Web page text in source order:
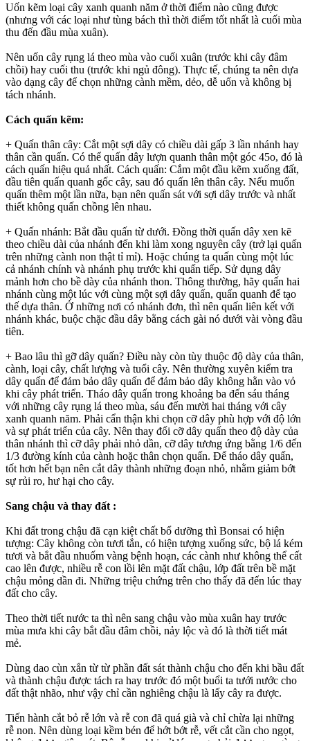
Uốn kẽm loại cây xanh quanh năm ở thời điểm nào cũng được
(nhưng với các loại như tùng bách thì thời điểm tốt nhất là cuối mùa
thu đến đầu mùa xuân).
Nên uốn cây rụng lá theo mùa vào cuối xuân (trước khi cây đâm
chồi) hay cuối thu (trước khi ngủ đông). Thực tế, chúng ta nên dựa
vào dạng cây để chọn những cành mềm, dẻo, dễ uốn và không bị
tách nhánh.
Cách quấn kẽm:
+ Quấn thân cây: Cắt một sợi dây có chiều dài gấp 3 lần nhánh hay
thân cần quấn. Có thể quấn dây lượn quanh thân một góc 45o, đó là
cách quấn hiệu quả nhất. Cách quấn: Cắm một đầu kẽm xuống đất,
đầu tiên quấn quanh gốc cây, sau đó quấn lên thân cây. Nếu muốn
quấn thêm một lần nữa, bạn nên quấn sát với sợi dây trước và nhất
thiết không quấn chồng lên nhau.
+ Quấn nhánh: Bắt đầu quấn từ dưới. Đồng thời quấn dây xen kẽ
theo chiều dài của nhánh đến khi làm xong nguyên cây (trở lại quấn
trên những cành non thật tỉ mỉ). Hoặc chúng ta quấn cùng một lúc
cả nhánh chính và nhánh phụ trước khi quấn tiếp. Sử dụng dây
mảnh hơn cho bề dày của nhánh thon. Thông thường, hãy quấn hai
nhánh cùng một lúc với cùng một sợi dây quấn, quấn quanh để tạo
thế dựa thân. Ở những nơi có nhánh đơn, thì nên quấn liên kết với
nhánh khác, buộc chặc đầu dây bằng cách gài nó dưới vài vòng đầu
tiên.
+ Bao lâu thì gỡ dây quấn? Điều này còn tùy thuộc độ dày của thân,
cành, loại cây, chất lượng và tuổi cây. Nên thường xuyên kiểm tra
dây quấn để đảm bảo dây quấn để đảm bảo dây không hằn vào vỏ
khi cây phát triển. Tháo dây quấn trong khoảng ba đến sáu tháng
với những cây rụng lá theo mùa, sáu đến mười hai tháng với cây
xanh quanh năm. Phải cẩn thận khi chọn cỡ dây phù hợp với độ lớn
và sự phát triển của cây. Nên thay đổi cỡ dây quấn theo độ dày của
thân nhánh thì cỡ dây phải nhỏ dần, cỡ dây tương ứng bằng 1/6 đến
1/3 đường kính của cành hoặc thân chọn quấn. Để tháo dây quấn,
tốt hơn hết bạn nên cắt dây thành những đoạn nhỏ, nhằm giảm bớt
sự rủi ro, hư hại cho cây.
Sang chậu và thay đất :
Khi đất trong chậu đã cạn kiệt chất bổ dưỡng thì Bonsai có hiện
tượng: Cây không còn tươi tắn, có hiện tượng xuống sức, bộ lá kém
tươi và bắt đầu nhuốm vàng bệnh hoạn, các cành như không thể cất
cao lên được, nhiều rễ con lồi lên mặt đất chậu, lớp đất trên bề mặt
chậu mỏng dần đi. Những triệu chứng trên cho thấy đã đến lúc thay
đất cho cây.
Theo thời tiết nước ta thì nên sang chậu vào mùa xuân hay trước
mùa mưa khi cây bắt đầu đâm chồi, nảy lộc và đó là thời tiết mát
mẻ.
Dùng dao cùn xắn từ từ phần đất sát thành chậu cho đến khi bầu đất
và thành chậu được tách ra hay trước đó một buổi ta tưới nước cho
đất thật nhão, như vậy chỉ cần nghiêng chậu là lấy cây ra được.
Tiến hành cắt bỏ rễ lớn và rễ con đã quá già và chỉ chừa lại những
rễ non. Nên dùng loại kềm bén để hớt bớt rễ, vết cắt cần cho ngọt,